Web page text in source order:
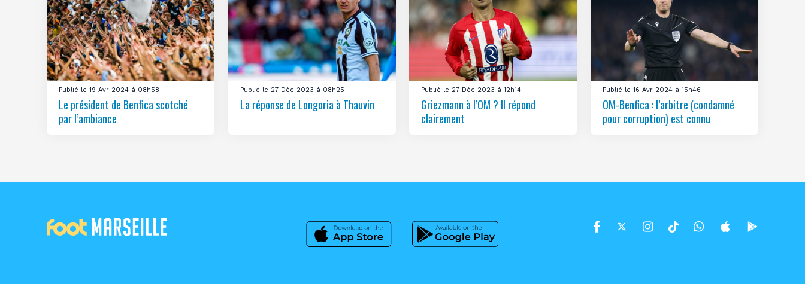
Publié le 19 Avr 2024 à 08h58
Le président de Benfica scotché
par l’ambiance
Publié le 27 Déc 2023 à 08h25
La réponse de Longoria à Thauvin
Publié le 27 Déc 2023 à 12h14
Griezmann à l’OM ? Il répond
clairement
Publié le 16 Avr 2024 à 15h46
OM-Benfica : l’arbitre (condamné
pour corruption) est connu